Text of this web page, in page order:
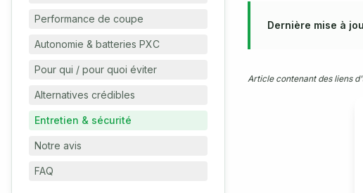
Performance de coupe
Autonomie & batteries PXC
Pour qui / pour quoi éviter
Alternatives crédibles
Entretien & sécurité
Notre avis
FAQ
Dernière mise à
Article contenant des liens